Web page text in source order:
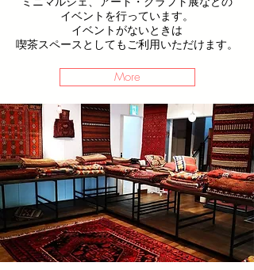
イベントを行っています。
​イベントがないときは
喫茶スペースとしてもご利用いただけます。
More